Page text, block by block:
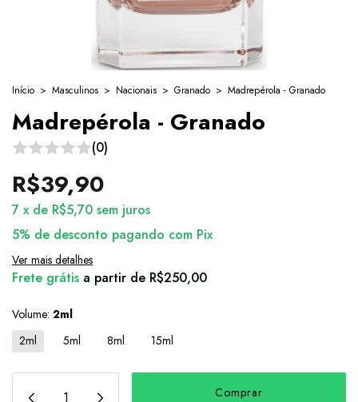
Início > Masculinos > Nacionais > Granado > Madrepérola - Granado
Madrepérola - Granado
(0)
R$39,90
7 x de R$5,70 sem juros
5% de desconto pagando com Pix
Ver mais detalhes
Frete grátis a partir de R$250,00
Volume: 2ml
2ml
5ml 8ml 15ml